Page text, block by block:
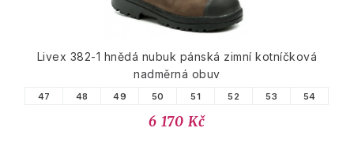
Livex 382-1 hnědá nubuk pánská zimní kotníčková
nadměrná obuv
47 48 49 50 51 52 53 54
6 170 Kč